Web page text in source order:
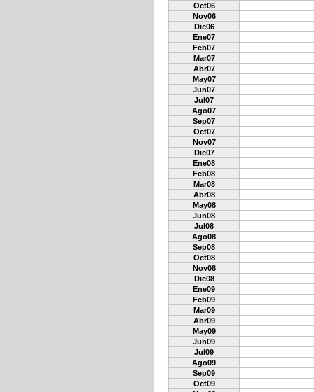
Oct06
Nov06
Dic06
Ene07
Feb07
Mar07
Abr07
May07
Jun07
Jul07
Ago07
Sep07
Oct07
Nov07
Dic07
Ene08
Feb08
Mar08
Abr08
May08
Jun08
Jul08
Ago08
Sep08
Oct08
Nov08
Dic08
Ene09
Feb09
Mar09
Abr09
May09
Jun09
Jul09
Ago09
Sep09
Oct09